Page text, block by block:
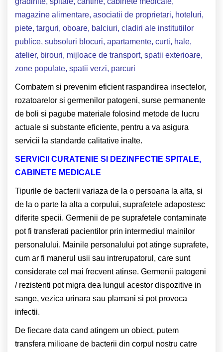
magazine alimentare, asociatii de proprietari, hoteluri,
piete, targuri, oboare, balciuri, cladiri ale institutiilor
publice, subsoluri blocuri, apartamente, curti, hale,
atelier, birouri, mijloace de transport, spatii exterioare,
zone populate, spatii verzi, parcuri
Combatem si prevenim eficient raspandirea insectelor,
rozatoarelor si germenilor patogeni, surse permanente
de boli si pagube materiale folosind metode de lucru
actuale si substante eficiente, pentru a va asigura
servicii la standarde calitative inalte.
SERVICII CURATENIE SI DEZINFECTIE SPITALE,
CABINETE MEDICALE
Tipurile de bacterii variaza de la o persoana la alta, si
de la o parte la alta a corpului, suprafetele adapostesc
diferite specii. Germenii de pe suprafetele contaminate
pot fi transferati pacientilor prin intermediul mainilor
personalului. Mainile personalului pot atinge suprafete,
cum ar fi manerul usii sau intrerupatorul, care sunt
considerate cel mai frecvent atinse. Germenii patogeni
/ rezistenti pot migra dea lungul acestor dispozitive in
sange, vezica urinara sau plamani si pot provoca
infectii.
De fiecare data cand atingem un obiect, putem
transfera milioane de bacterii din corpul nostru catre